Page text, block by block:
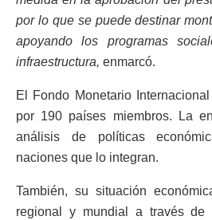
por lo que se puede destinar
apoyando los programas
infraestructura, enmarcó.
El Fondo Monetario
por 190 países miembros. La
análisis de políticas
naciones que lo integran.
También, su situación
regional y mundial a través de